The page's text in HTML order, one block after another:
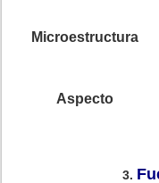
Microestructura
Aspecto
3.